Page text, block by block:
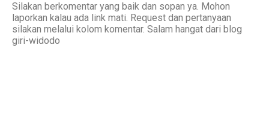
Silakan berkomentar yang baik dan sopan ya. Mohon
laporkan kalau ada link mati. Request dan pertanyaan
silakan melalui kolom komentar. Salam hangat dari blog
giri-widodo